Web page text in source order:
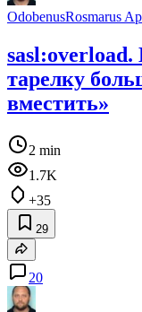
OdobenusRosmarus
тарелку
вместить»
2 min
1.7K
+35
29
20